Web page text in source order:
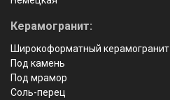
Керамогранит:
Широкоформатный керамогранит
Под камень
Под мрамор
Соль-перец